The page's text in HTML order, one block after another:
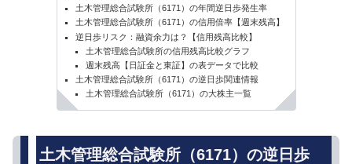
土木管理総合試験所（6171）の年間逆日歩発生率
土木管理総合試験所（6171）の信用倍率【週末残高】
逆日歩リスク：融資余力は？【信用残高比較】
土木管理総合試験所の信用残高比較グラフ
週末残高【日証金と東証】の表データで比較
土木管理総合試験所（6171）の逆日歩関連情報
土木管理総合試験所（6171）の大株主一覧
土木管理総合試験所（6171）の逆日歩